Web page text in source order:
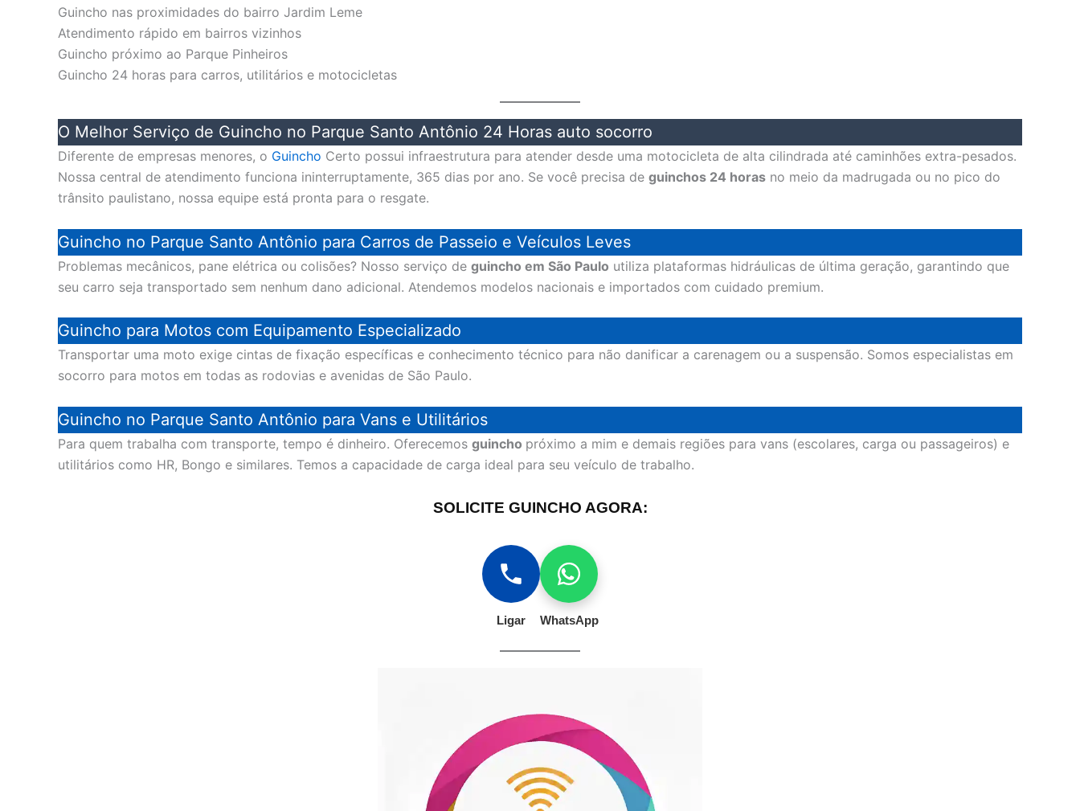
Guincho nas proximidades do bairro Jardim Leme
Atendimento rápido em bairros vizinhos
Guincho próximo ao Parque Pinheiros
Guincho 24 horas para carros, utilitários e motocicletas
O Melhor Serviço de Guincho no Parque Santo Antônio 24 Horas auto socorro
Diferente de empresas menores, o Guincho Certo possui infraestrutura para atender desde uma motocicleta de alta cilindrada até caminhões extra-pesados.
Nossa central de atendimento funciona ininterruptamente, 365 dias por ano. Se você precisa de guinchos 24 horas no meio da madrugada ou no pico do
trânsito paulistano, nossa equipe está pronta para o resgate.
Guincho no Parque Santo Antônio para Carros de Passeio e Veículos Leves
Problemas mecânicos, pane elétrica ou colisões? Nosso serviço de guincho em São Paulo utiliza plataformas hidráulicas de última geração, garantindo que
seu carro seja transportado sem nenhum dano adicional. Atendemos modelos nacionais e importados com cuidado premium.
Guincho para Motos com Equipamento Especializado
Transportar uma moto exige cintas de fixação específicas e conhecimento técnico para não danificar a carenagem ou a suspensão. Somos especialistas em
socorro para motos em todas as rodovias e avenidas de São Paulo.
Guincho no Parque Santo Antônio para Vans e Utilitários
Para quem trabalha com transporte, tempo é dinheiro. Oferecemos guincho próximo a mim e demais regiões para vans (escolares, carga ou passageiros) e
utilitários como HR, Bongo e similares. Temos a capacidade de carga ideal para seu veículo de trabalho.
SOLICITE GUINCHO AGORA:
Ligar WhatsApp